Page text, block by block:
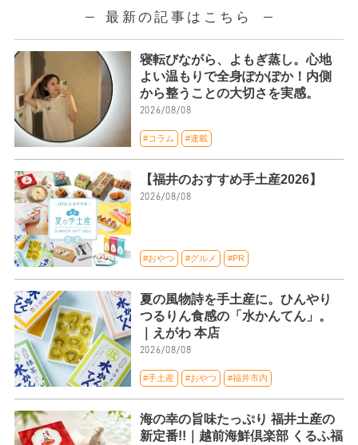
最新の記事はこちら
寝転びながら、よもぎ蒸し。心地
よい温もりで全身ぽかぽか！内側
から整うことの大切さを実感。
2026/08/08
#コラム #連載
【福井のおすすめ手土産2026】
2026/08/08
#おやつ #グルメ #PR
夏の風物詩を手土産に。ひんやり
つるりん食感の「水かんてん」。
｜えがわ 本店
2026/08/08
#手土産 #おやつ #福井市内
海の幸の旨味たっぷり 福井土産の
新定番!!｜越前海鮮倶楽部 くるふ福